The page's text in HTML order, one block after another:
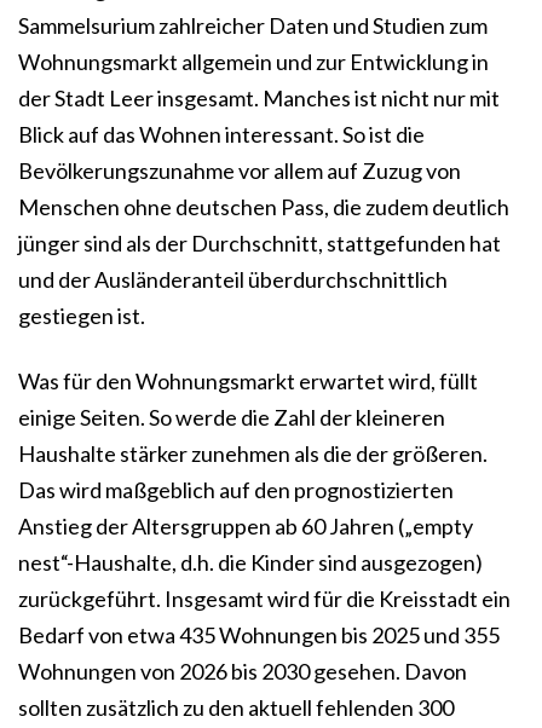
Sammelsurium zahlreicher Daten und Studien zum
Wohnungsmarkt allgemein und zur Entwicklung in
der Stadt Leer insgesamt. Manches ist nicht nur mit
Blick auf das Wohnen interessant. So ist die
Bevölkerungszunahme vor allem auf Zuzug von
Menschen ohne deutschen Pass, die zudem deutlich
jünger sind als der Durchschnitt, stattgefunden hat
und der Ausländeranteil überdurchschnittlich
gestiegen ist.
Was für den Wohnungsmarkt erwartet wird, füllt
einige Seiten. So werde die Zahl der kleineren
Haushalte stärker zunehmen als die der größeren.
Das wird maßgeblich auf den prognostizierten
Anstieg der Altersgruppen ab 60 Jahren („empty
nest“-Haushalte, d.h. die Kinder sind ausgezogen)
zurückgeführt. Insgesamt wird für die Kreisstadt ein
Bedarf von etwa 435 Wohnungen bis 2025 und 355
Wohnungen von 2026 bis 2030 gesehen. Davon
sollten zusätzlich zu den aktuell fehlenden 300